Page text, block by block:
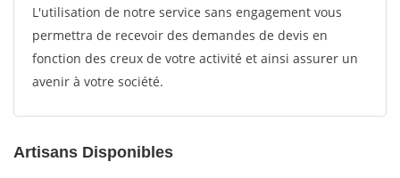
L'utilisation de notre service sans engagement vous
permettra de recevoir des demandes de devis en
fonction des creux de votre activité et ainsi assurer un
avenir à votre société.
Artisans Disponibles